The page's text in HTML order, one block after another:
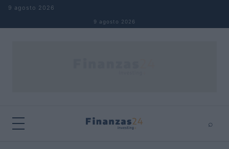
Saltar al contenido
9 agosto 2026
9 agosto 2026
⌕